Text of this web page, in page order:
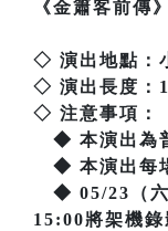
《金簫客前傳》
◇ 演出地點：
◇ 演出長度：
◇ 注意事項：
◆ 本演出為
◆ 本演出每
◆ 05/23（六
15:00將架機錄